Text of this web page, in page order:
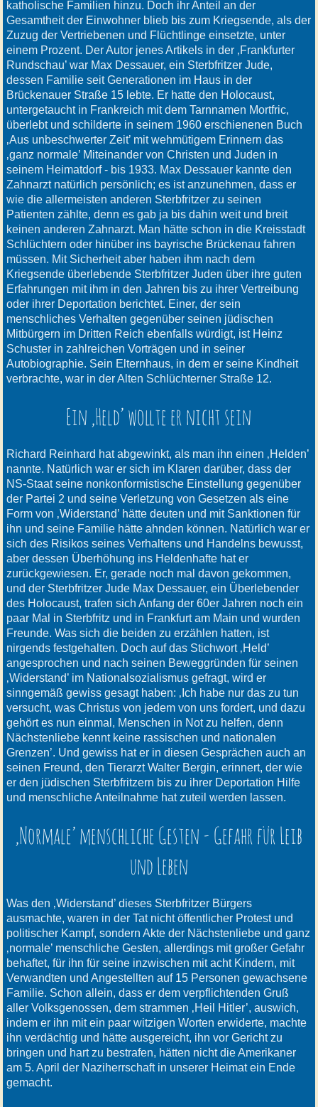
katholische Familien hinzu. Doch ihr Anteil an der
Gesamtheit der Einwohner blieb bis zum Kriegsende, als der
Zuzug der Vertriebenen und Flüchtlinge einsetzte, unter
einem Prozent. Der Autor jenes Artikels in der ‚Frankfurter
Rundschau’ war Max Dessauer, ein Sterbfritzer Jude,
dessen Familie seit Generationen im Haus in der
Brückenauer Straße 15 lebte. Er hatte den Holocaust,
untergetaucht in Frankreich mit dem Tarnnamen Mortfric,
überlebt und schilderte in seinem 1960 erschienenen Buch
‚Aus unbeschwerter Zeit’ mit wehmütigem Erinnern das
‚ganz normale’ Miteinander von Christen und Juden in
seinem Heimatdorf - bis 1933. Max Dessauer kannte den
Zahnarzt natürlich persönlich; es ist anzunehmen, dass er
wie die allermeisten anderen Sterbfritzer zu seinen
Patienten zählte, denn es gab ja bis dahin weit und breit
keinen anderen Zahnarzt. Man hätte schon in die Kreisstadt
Schlüchtern oder hinüber ins bayrische Brückenau fahren
müssen. Mit Sicherheit aber haben ihm nach dem
Kriegsende überlebende Sterbfritzer Juden über ihre guten
Erfahrungen mit ihm in den Jahren bis zu ihrer Vertreibung
oder ihrer Deportation berichtet. Einer, der sein
menschliches Verhalten gegenüber seinen jüdischen
Mitbürgern im Dritten Reich ebenfalls würdigt, ist Heinz
Schuster in zahlreichen Vorträgen und in seiner
Autobiographie. Sein Elternhaus, in dem er seine Kindheit
verbrachte, war in der Alten Schlüchterner Straße 12.
Ein ‚Held’ wollte er nicht sein
Richard Reinhard hat abgewinkt, als man ihn einen ‚Helden’
nannte. Natürlich war er sich im Klaren darüber, dass der
NS-Staat seine nonkonformistische Einstellung gegenüber
der Partei 2 und seine Verletzung von Gesetzen als eine
Form von ‚Widerstand’ hätte deuten und mit Sanktionen für
ihn und seine Familie hätte ahnden können. Natürlich war er
sich des Risikos seines Verhaltens und Handelns bewusst,
aber dessen Überhöhung ins Heldenhafte hat er
zurückgewiesen. Er, gerade noch mal davon gekommen,
und der Sterbfritzer Jude Max Dessauer, ein Überlebender
des Holocaust, trafen sich Anfang der 60er Jahren noch ein
paar Mal in Sterbfritz und in Frankfurt am Main und wurden
Freunde. Was sich die beiden zu erzählen hatten, ist
nirgends festgehalten. Doch auf das Stichwort ‚Held’
angesprochen und nach seinen Beweggründen für seinen
‚Widerstand’ im Nationalsozialismus gefragt, wird er
sinngemäß gewiss gesagt haben: ‚Ich habe nur das zu tun
versucht, was Christus von jedem von uns fordert, und dazu
gehört es nun einmal, Menschen in Not zu helfen, denn
Nächstenliebe kennt keine rassischen und nationalen
Grenzen’. Und gewiss hat er in diesen Gesprächen auch an
seinen Freund, den Tierarzt Walter Bergin, erinnert, der wie
er den jüdischen Sterbfritzern bis zu ihrer Deportation Hilfe
und menschliche Anteilnahme hat zuteil werden lassen.
‚Normale’ menschliche Gesten - Gefahr für Leib
und Leben
Was den ‚Widerstand’ dieses Sterbfritzer Bürgers
ausmachte, waren in der Tat nicht öffentlicher Protest und
politischer Kampf, sondern Akte der Nächstenliebe und ganz
‚normale’ menschliche Gesten, allerdings mit großer Gefahr
behaftet, für ihn für seine inzwischen mit acht Kindern, mit
Verwandten und Angestellten auf 15 Personen gewachsene
Familie. Schon allein, dass er dem verpflichtenden Gruß
aller Volksgenossen, dem strammen ‚Heil Hitler’, auswich,
indem er ihn mit ein paar witzigen Worten erwiderte, machte
ihn verdächtig und hätte ausgereicht, ihn vor Gericht zu
bringen und hart zu bestrafen, hätten nicht die Amerikaner
am 5. April der Naziherrschaft in unserer Heimat ein Ende
gemacht.